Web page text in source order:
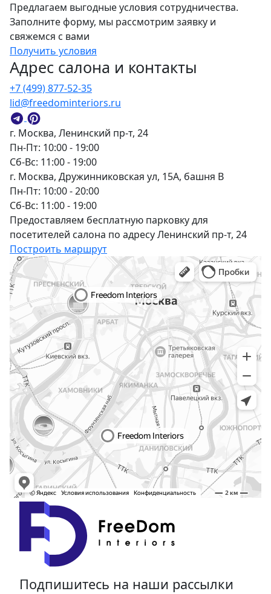
Предлагаем выгодные условия сотрудничества.
Заполните форму, мы рассмотрим заявку и
свяжемся с вами
Получить условия
Адрес салона и контакты
г. Москва, Ленинский пр-т, 24
Пн-Пт: 10:00 - 19:00
Сб-Вс: 11:00 - 19:00
г. Москва, Дружинниковская ул, 15А, башня В
Пн-Пт: 10:00 - 20:00
Сб-Вс: 11:00 - 19:00
Предоставляем бесплатную парковку для
посетителей салона по адресу Ленинский пр-т, 24
Построить маршрут
+7 (499) 877-52-35
lid@freedominteriors.ru
Подпишитесь на наши рассылки